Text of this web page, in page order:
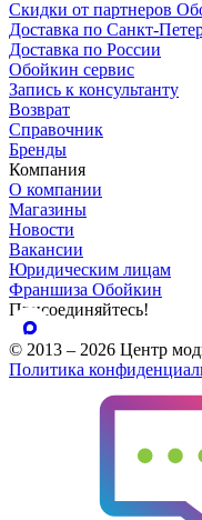
Скидки от партнеров
Доставка по Санкт-
Доставка по России
Обойкин сервис
Запись к консультанту
Возврат
Справочник
Бренды
Компания
О компании
Магазины
Новости
Вакансии
Юридическим лицам
Франшиза Обойкин
Присоединяйтесь!
© 2013 – 2026 Центр
Политика